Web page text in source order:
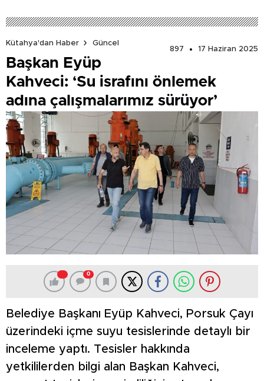
Kütahya'dan Haber
Güncel
897
17 Haziran 2025
Başkan Eyüp
Kahveci: ‘Su israfını önlemek
adına çalışmalarımız sürüyor’
0
Belediye Başkanı Eyüp Kahveci, Porsuk Çayı
üzerindeki içme suyu tesislerinde detaylı bir
inceleme yaptı. Tesisler hakkında
yetkililerden bilgi alan Başkan Kahveci,